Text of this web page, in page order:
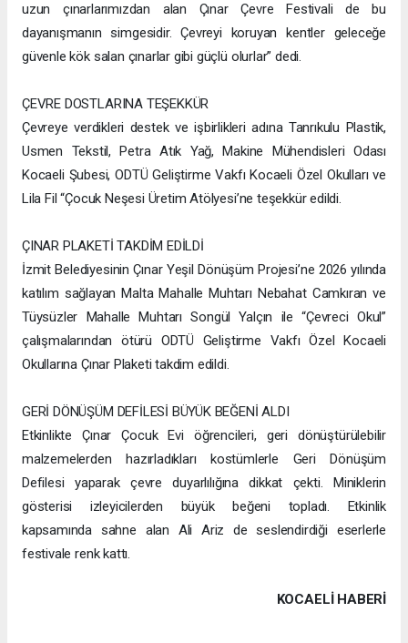
uzun çınarlarımızdan alan Çınar Çevre Festivali de bu
dayanışmanın simgesidir. Çevreyi koruyan kentler geleceğe
güvenle kök salan çınarlar gibi güçlü olurlar” dedi.
ÇEVRE DOSTLARINA TEŞEKKÜR
Çevreye verdikleri destek ve işbirlikleri adına Tanrıkulu Plastik,
Usmen Tekstil, Petra Atık Yağ, Makine Mühendisleri Odası
Kocaeli Şubesi, ODTÜ Geliştirme Vakfı Kocaeli Özel Okulları ve
Lila Fil “Çocuk Neşesi Üretim Atölyesi’ne teşekkür edildi.
ÇINAR PLAKETİ TAKDİM EDİLDİ
İzmit Belediyesinin Çınar Yeşil Dönüşüm Projesi’ne 2026 yılında
katılım sağlayan Malta Mahalle Muhtarı Nebahat Camkıran ve
Tüysüzler Mahalle Muhtarı Songül Yalçın ile “Çevreci Okul”
çalışmalarından ötürü ODTÜ Geliştirme Vakfı Özel Kocaeli
Okullarına Çınar Plaketi takdim edildi.
GERİ DÖNÜŞÜM DEFİLESİ BÜYÜK BEĞENİ ALDI
Etkinlikte Çınar Çocuk Evi öğrencileri, geri dönüştürülebilir
malzemelerden hazırladıkları kostümlerle Geri Dönüşüm
Defilesi yaparak çevre duyarlılığına dikkat çekti. Miniklerin
gösterisi izleyicilerden büyük beğeni topladı. Etkinlik
kapsamında sahne alan Ali Ariz de seslendirdiği eserlerle
festivale renk kattı.
KOCAELI HABERİ